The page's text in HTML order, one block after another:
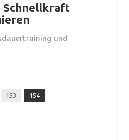
Schnellkraft
und
153 154